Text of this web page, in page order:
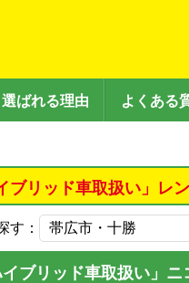
選ばれる理由 よくある
ブリッド車取扱い」レ
す：
ブリッド車取扱い」